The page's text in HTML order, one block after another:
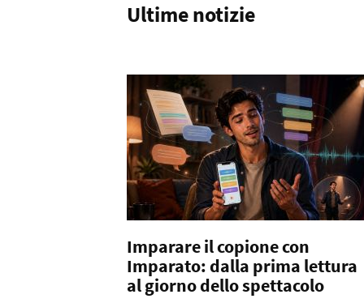
Ultime notizie
Imparare il copione con
Imparato: dalla prima lettura
al giorno dello spettacolo